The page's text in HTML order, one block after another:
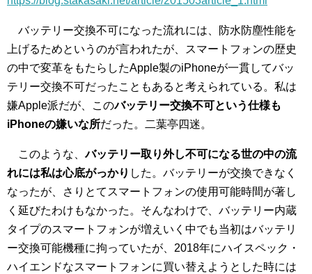
バッテリー交換不可になった流れには、防水防塵性能を
上げるためというのが言われたが、スマートフォンの歴史
の中で変革をもたらしたApple製のiPhoneが一貫してバッ
テリー交換不可だったこともあると考えられている。私は
嫌Apple派だが、このバッテリー交換不可という仕様も
iPhoneの嫌いな所だった。二葉亭四迷。
このような、バッテリー取り外し不可になる世の中の流
れには私は心底がっかり した。バッテリーが交換できなく
なったが、さりとてスマートフォンの使用可能時間が著し
く延びたわけもなかった。そんなわけで、バッテリー内蔵
タイプのスマートフォンが増えいく中でも当初はバッテリ
ー交換可能機種に拘っていたが、2018年にハイスペック・
ハイエンドなスマートフォンに買い替えようとした時には